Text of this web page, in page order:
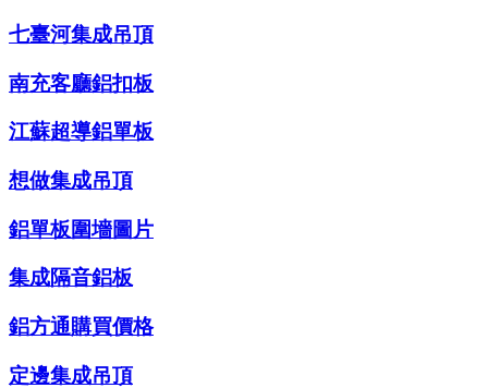
七臺河集成吊頂
南充客廳鋁扣板
江蘇超導鋁單板
想做集成吊頂
鋁單板圍墻圖片
集成隔音鋁板
鋁方通購買價格
定邊集成吊頂